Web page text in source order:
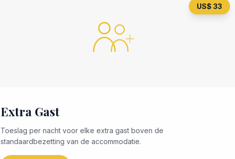
US$ 33
Extra Gast
Toeslag per nacht voor elke extra gast boven de
standaardbezetting van de accommodatie.